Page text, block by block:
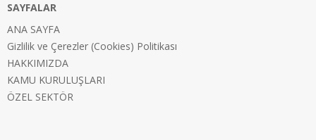
SAYFALAR
ANA SAYFA
Gizlilik ve Çerezler (Cookies) Politikası
HAKKIMIZDA
KAMU KURULUŞLARI
ÖZEL SEKTÖR